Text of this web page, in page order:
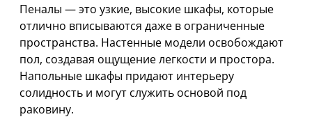
Пеналы — это узкие, высокие шкафы, которые
отлично вписываются даже в ограниченные
пространства. Настенные модели освобождают
пол, создавая ощущение легкости и простора.
Напольные шкафы придают интерьеру
солидность и могут служить основой под
раковину.